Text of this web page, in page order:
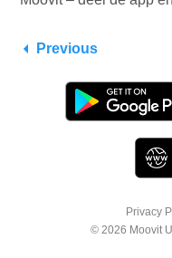
Previous
Privacy
© 2026 Moovit